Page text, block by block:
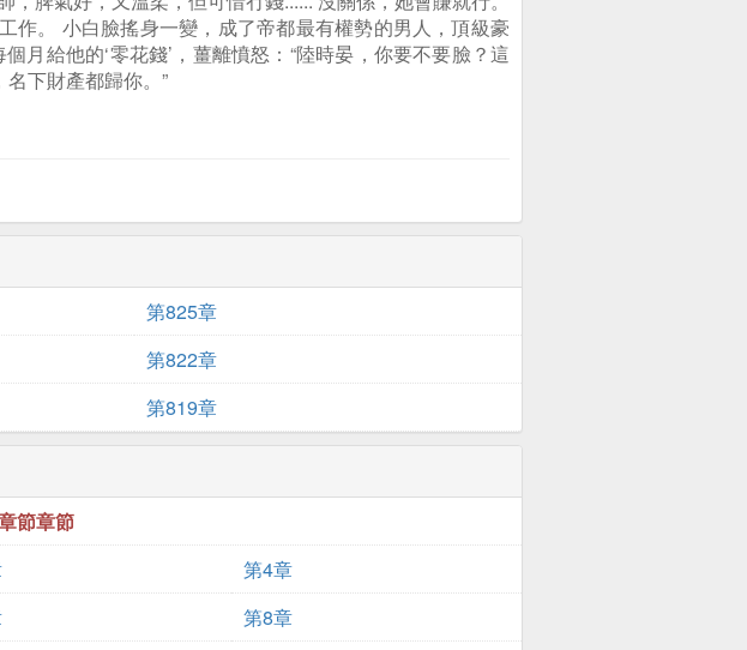
作。 小白臉搖身一變，成了帝都最有權勢的男人，頂級豪
月給他的‘零花錢’，薑離憤怒：“陸時晏，你要不要臉？這
下財產都歸你。”
第825章
第822章
第819章
節章節
第4章
第8章